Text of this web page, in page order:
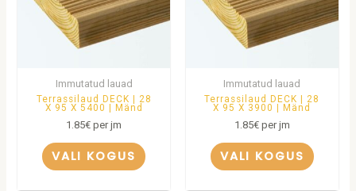
Immutatud lauad
Terrassilaud DECK | 28
X 95 X 5400 | Mänd
1.85€ per jm
VALI KOGUS
Immutatud lauad
Terrassilaud DECK | 28
X 95 X 3900 | Mänd
1.85€per jm
VALI KOGUS